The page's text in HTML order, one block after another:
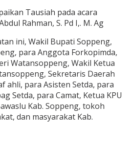
Tausiah pada acara
Rahman, S. Pd I,. M. Ag
ini, Wakil Bupati Soppeng,
para Anggota Forkopimda,
Watansoppeng, Wakil Ketua
Sekretaris Daerah
ahli, para Asisten Setda, para
Setda, para Camat, Ketua KPU
Kab. Soppeng, tokoh
dan masyarakat Kab.